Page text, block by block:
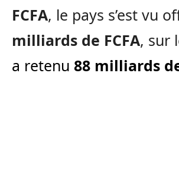
FCFA, le pays s’est vu
milliards de FCFA, sur
a retenu 88 milliards